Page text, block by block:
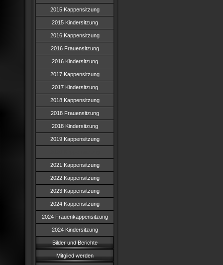
2015 Kappensitzung
2015 Kindersitzung
2016 Kappensitzung
2016 Frauensitzung
2016 Kindersitzung
2017 Kappensitzung
2017 Kindersitzung
2018 Kappensitzung
2018 Frauensitzung
2018 Kindersitzung
2019 Kappensitzung
2021 Kappensitzung
2022 Kappensitzung
2023 Kappensitzung
2024 Kappensitzung
2024 Frauenkappensitzung
2024 Kindersitzung
Bilder und Berichte
Mitglied werden